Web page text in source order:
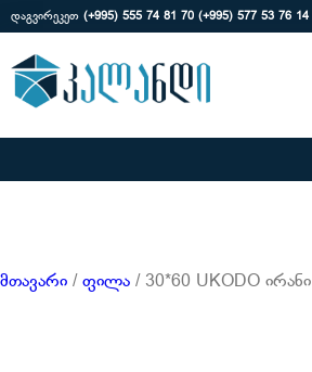
დაგვირეკეთ (+995) 555 74 81 70 (+995) 577 53 76 14
მთავარი / ფილა / 30*60 UKODO ირანი